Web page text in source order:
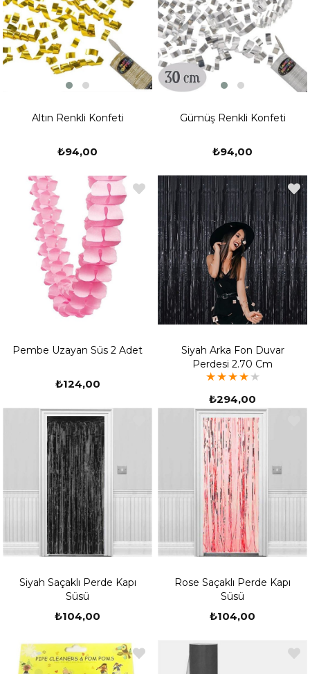
Altın Renkli Konfeti
₺94,00
Gümüş Renkli Konfeti
₺94,00
Pembe Uzayan Süs 2 Adet
₺124,00
Siyah Arka Fon Duvar
Perdesi 2.70 Cm
★★★★ ★
₺294,00
Siyah Saçaklı Perde Kapı
Süsü
₺104,00
Rose Saçaklı Perde Kapı
Süsü
₺104,00